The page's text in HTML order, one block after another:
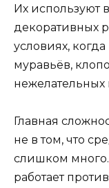
Их используют
декоративных
условиях,
муравьёв,
нежелательных
Главная
не в том, что
слишком
работает